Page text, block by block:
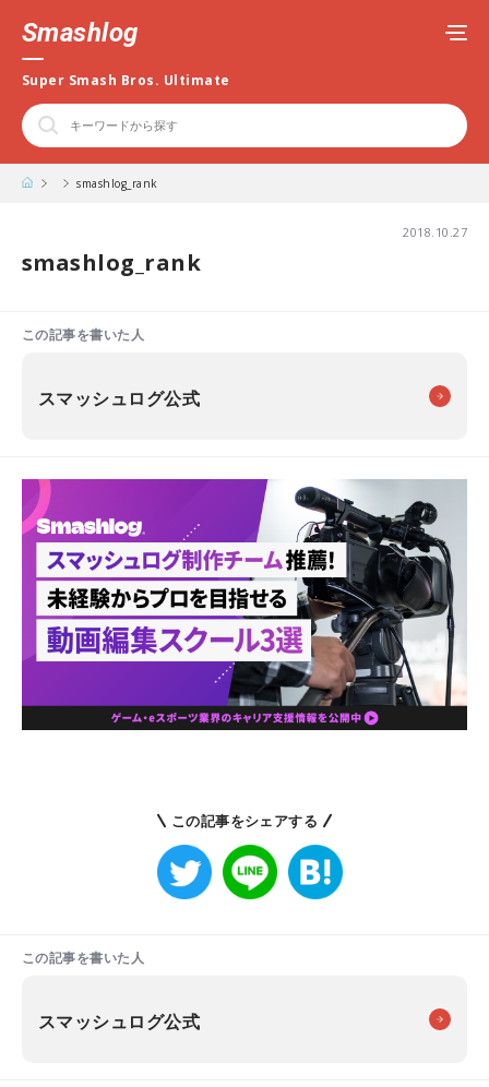
Smashlog
Super Smash Bros. Ultimate
smashlog_rank
2018.10.27
smashlog_rank
この記事を書いた人
スマッシュログ公式
この記事をシェアする
この記事を書いた人
スマッシュログ公式